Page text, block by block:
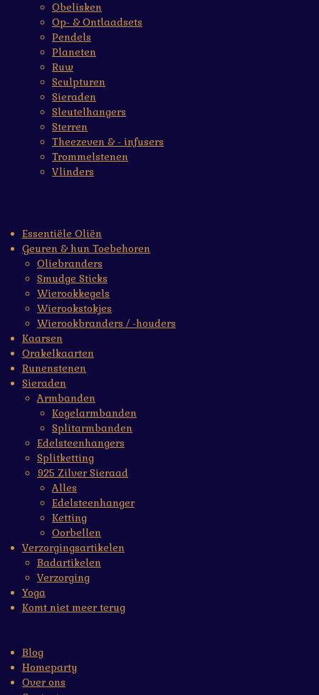
Obelisken
Op- & Ontlaadsets
Pendels
Planeten
Ruw
Sculpturen
Sieraden
Sleutelhangers
Sterren
Theezeven & - infusers
Trommelstenen
Vlinders
Essentiële Oliën
Geuren & hun Toebehoren
Oliebranders
Smudge Sticks
Wierookkegels
Wierookstokjes
Wierookbranders / -houders
Kaarsen
Orakelkaarten
Runenstenen
Sieraden
Armbanden
Kogelarmbanden
Splitarmbanden
Edelsteenhangers
Splitketting
925 Zilver Sieraad
Alles
Edelsteenhanger
Ketting
Oorbellen
Verzorgingsartikelen
Badartikelen
Verzorging
Yoga
Komt niet meer terug
Blog
Homeparty
Over ons